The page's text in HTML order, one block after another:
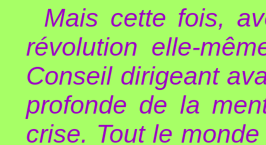
Mais cette fois,
révolution elle-
Conseil dirigeant
profonde de la
crise. Tout le